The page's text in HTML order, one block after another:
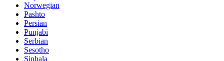
Norwegian
Pashto
Persian
Punjabi
Serbian
Sesotho
Sinhala